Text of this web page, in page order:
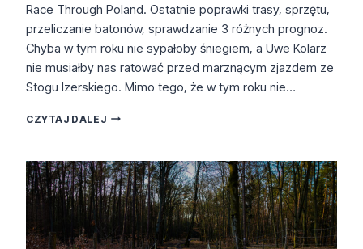
Race Through Poland. Ostatnie poprawki trasy, sprzętu,
przeliczanie batonów, sprawdzanie 3 różnych prognoz.
Chyba w tym roku nie sypałoby śniegiem, a Uwe Kolarz
nie musiałby nas ratować przed marznącym zjazdem ze
Stogu Izerskiego. Mimo tego, że w tym roku nie…
CZYTAJ DALEJRTP
LOCKDOWN
EDITION